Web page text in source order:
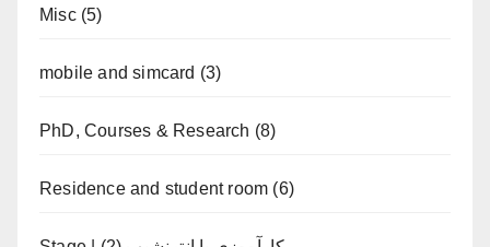
Misc(5)
mobile and simcard (3)
PhD, Courses & Research (8)
Residence and student room (6)